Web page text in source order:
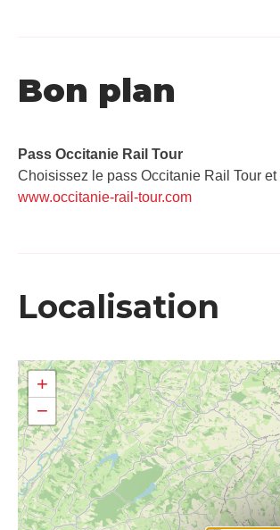
Bon plan
Pass Occitanie Rail Tour​
Choisissez le pass Occitanie Rail Tour
www.occitanie-rail-tour.com
Localisation
+
−